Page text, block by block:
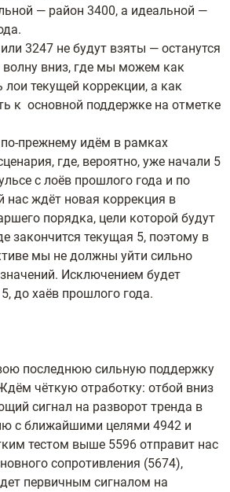
— район 3400, а идеальной —
3247 не будут взяты — останутся
вниз, где мы можем как
текущей коррекции, а как
к основной поддержке на отметке
прежнему идём в рамках
где, вероятно, уже начали 5
с лоёв прошлого года и по
нас ждёт новая коррекция в
порядка, цели которой будут
закончится текущая 5, поэтому в
мы не должны уйти сильно
Исключением будет
до хаёв прошлого года.
последнюю сильную поддержку
чёткую отработку: отбой вниз
сигнал на разворот тренда в
с ближайшими целями 4942 и
тестом выше 5596 отправит нас
сопротивления (5674),
первичным сигналом на